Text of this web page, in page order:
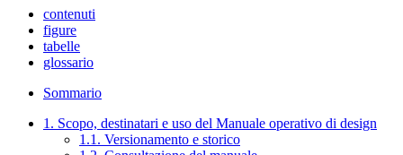
contenuti
figure
tabelle
glossario
Sommario
1. Scopo, destinatari e uso del Manuale operativo di design
1.1. Versionamento e storico